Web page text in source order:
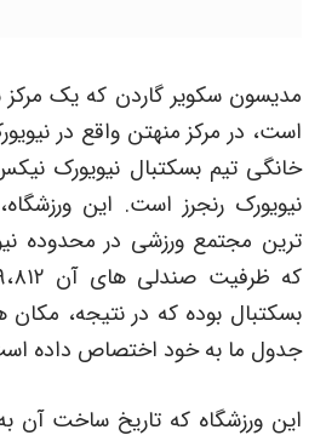
مدیسون سکویر گاردن که یک مرکز
است، در مرکز منهتن واقع در
خانگی تیم بسکتبال نیویورک
نیویورک رنجرز است. این
ترین مجتمع ورزشی در محدوده
بسکتبال بوده که در نتیجه،
جدول ما به خود اختصاص داده